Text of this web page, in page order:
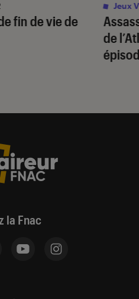
fin de vie de
de
Jeux
la Fnac